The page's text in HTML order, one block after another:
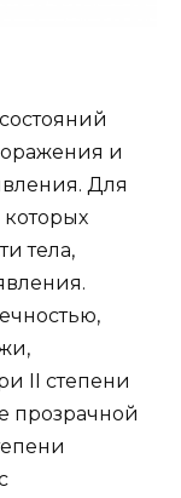
и
Для
тела,
II степени
прозрачной